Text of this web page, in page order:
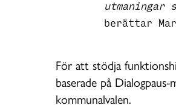
utmaningar
berättar
För att stödja
baserade på
kommunalvalen.